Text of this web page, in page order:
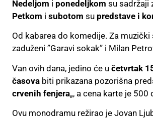
Nedeljom i ponedeljkom su sadržaji
Petkom i subotom su predstave i
Od kabarea do komedije. Za muzički
zaduženi ”Garavi sokak” i Milan
Van ovih dana, jedino će u četvrtak
časova biti prikazana pozorišna
crvenih fenjera„, a cena karte je 500
Ovu monodramu režirao je Jovan